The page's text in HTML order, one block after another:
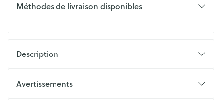
Méthodes de livraison disponibles
Description
Avertissements